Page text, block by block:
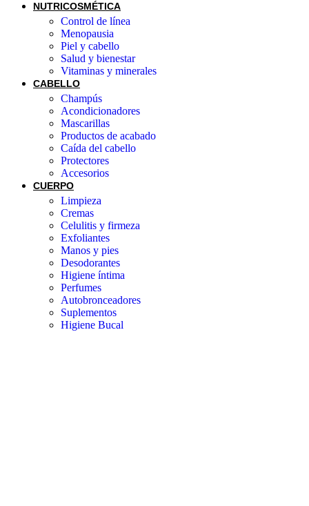
NUTRICOSMÉTICA
Control de línea
Menopausia
Piel y cabello
Salud y bienestar
Vitaminas y minerales
CABELLO
Champús
Acondicionadores
Mascarillas
Productos de acabado
Caída del cabello
Protectores
Accesorios
CUERPO
Limpieza
Cremas
Celulitis y firmeza
Exfoliantes
Manos y pies
Desodorantes
Higiene íntima
Perfumes
Autobronceadores
Suplementos
Higiene Bucal